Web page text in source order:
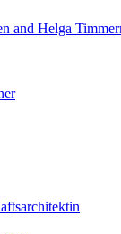
and Helga